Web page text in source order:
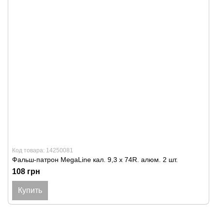
Код товара: 14250081
Фальш-патрон MegaLine кал. 9,3 х 74R. алюм. 2 шт.
108 грн
Купить